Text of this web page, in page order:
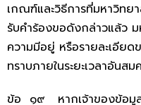
เกณฑ์และวิธีการที่มหาวิทย
รับคำร้องขอดังกล่าวแล้ว
ความมีอยู่ หรือรายละเอีย
ทราบภายในระยะเวลาอันสม
ข้อ ๑๙ หากเจ้าของข้อมู